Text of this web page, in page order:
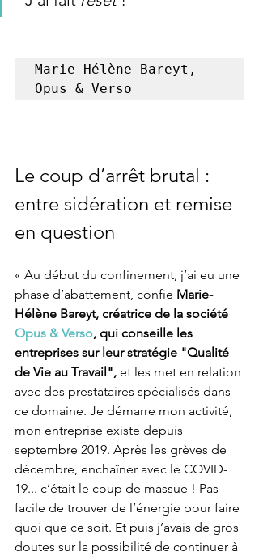
Marie-Hélène Bareyt,
Opus & Verso
Le coup d’arrêt brutal :
entre sidération et remise
en question
« Au début du confinement, j’ai eu une
phase d’abattement, confie Marie-
Hélène Bareyt, créatrice de la société
Opus & Verso, qui conseille les
entreprises sur leur stratégie "Qualité
de Vie au Travail", et les met en relation
avec des prestataires spécialisés dans
ce domaine. Je démarre mon activité,
mon entreprise existe depuis
septembre 2019. Après les grèves de
décembre, enchaîner avec le COVID-
19... c’était le coup de massue ! Pas
facile de trouver de l’énergie pour faire
quoi que ce soit. Et puis j’avais de gros
doutes sur la possibilité de continuer à